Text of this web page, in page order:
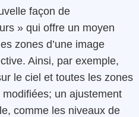
façon de
» qui offre un moyen
zones d’une image
. Ainsi, par exemple,
le ciel et toutes les zones
modifiées; un ajustement
comme les niveaux de